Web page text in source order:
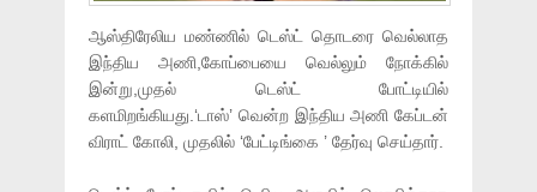
ஆஸ்திரேலிய மண்ணில் டெஸ்ட் தொடரை வெல்லாத
இந்திய அணி,கோப்பையை வெல்லும் நோக்கில்
இன்று,முதல் டெஸ்ட் போட்டியில்
களமிறங்கியது.‘டாஸ்’ வென்ற இந்திய அணி கேப்டன்
விராட் கோலி, முதலில் ‘பேட்டிங்கை ’ தேர்வு செய்தார்.